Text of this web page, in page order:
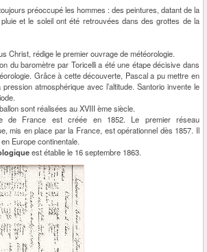
préoccupé les hommes : des peintures, datant de la
et le soleil ont été retrouvées dans des grottes de la
Christ, rédige le premier ouvrage de météorologie.
du baromètre par Toricelli a été une étape décisive dans
Grâce à cette découverte, Pascal a pu mettre en
atmosphérique avec l’altitude. Santorio invente le
sont réalisées au XVIII ème siècle.
de France est créée en 1852. Le premier réseau
mis en place par la France, est opérationnel dès 1857. Il
Europe continentale.
est établie le 16 septembre 1863.